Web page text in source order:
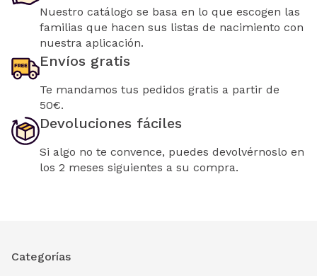
Nuestro catálogo se basa en lo que escogen las
familias que hacen sus listas de nacimiento con
nuestra aplicación.
Envíos gratis
Te mandamos tus pedidos gratis a partir de
50€.
Devoluciones fáciles
Si algo no te convence, puedes devolvérnoslo en
los 2 meses siguientes a su compra.
Categorías